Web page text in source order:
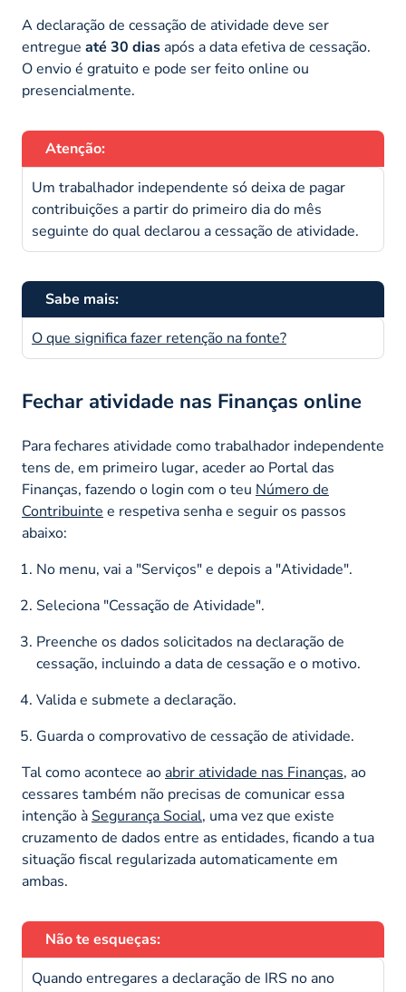
A declaração de cessação de atividade deve ser
entregue até 30 dias após a data efetiva de cessação.
O envio é gratuito e pode ser feito online ou
presencialmente.
Atenção:
Um trabalhador independente só deixa de pagar
contribuições a partir do primeiro dia do mês
seguinte do qual declarou a cessação de atividade.
Sabe mais:
O que significa fazer retenção na fonte?
Fechar atividade nas Finanças online
Para fechares atividade como trabalhador independente
tens de, em primeiro lugar, aceder ao Portal das
Finanças, fazendo o login com o teu Número de
Contribuinte e respetiva senha e seguir os passos
abaixo:
No menu, vai a "Serviços" e depois a "Atividade".
Seleciona "Cessação de Atividade".
Preenche os dados solicitados na declaração de
cessação, incluindo a data de cessação e o motivo.
Valida e submete a declaração.
Guarda o comprovativo de cessação de atividade.
Tal como acontece ao abrir atividade nas Finanças, ao
cessares também não precisas de comunicar essa
intenção à Segurança Social, uma vez que existe
cruzamento de dados entre as entidades, ficando a tua
situação fiscal regularizada automaticamente em
ambas.
Não te esqueças:
Quando entregares a declaração de IRS no ano